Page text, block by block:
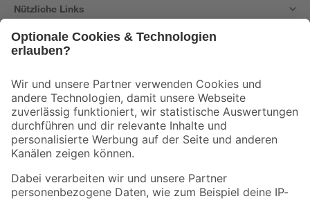
Nützliche Links
Der toom Newsletter: Keine Angebote und Aktionen mehr verpassen!
Zur Newsletter Anmeldung
Folge uns